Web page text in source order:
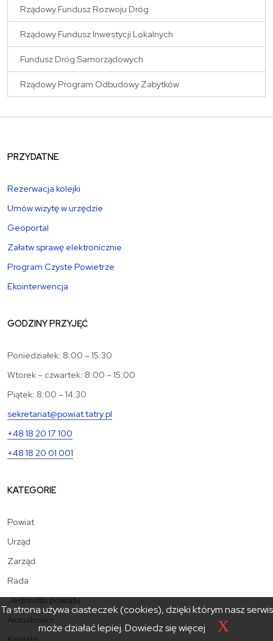
Rządowy Fundusz Rozwoju Dróg
Rządowy Fundusz Inwestycji Lokalnych
Fundusz Dróg Samorządowych
Rządowy Program Odbudowy Zabytków
PRZYDATNE
Rezerwacja kolejki
Umów wizytę w urzędzie
Geoportal
Załatw sprawę elektronicznie
Program Czyste Powietrze
Ekointerwencja
GODZINY PRZYJĘĆ
Poniedziałek: 8:00 – 15:30
Wtorek – czwartek: 8:00 – 15:00
Piątek: 8:00 – 14:30
sekretariat@powiat.tatry.pl
+48 18 20 17 100
+48 18 20 01 001
KATEGORIE
Powiat
Urząd
Zarząd
Rada
Jednostki powiatu
Aktualności
Ta strona używa ciasteczek (cookies), dzięki którym nasz serwis
może działać lepiej.Dowiedz się więcej X